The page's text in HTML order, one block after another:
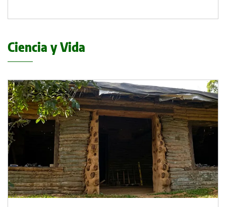
Ciencia y Vida